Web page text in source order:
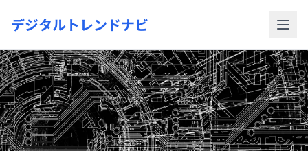
デジタルトレンドナビ